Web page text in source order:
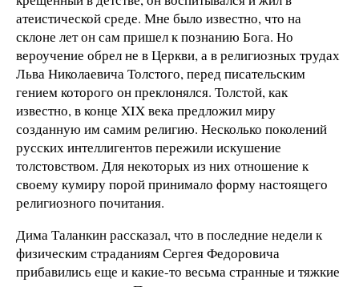
атеистической среде. Мне было известно, что на
склоне лет он сам пришел к познанию Бога. Но
вероучение обрел не в Церкви, а в религиозных трудах
Льва Николаевича Толстого, перед писательским
гением которого он преклонялся. Толстой, как
известно, в конце XIX века предложил миру
созданную им самим религию. Несколько поколений
русских интеллигентов пережили искушение
толстовством. Для некоторых из них отношение к
своему кумиру порой принимало форму настоящего
религиозного почитания.
Дима Таланкин рассказал, что в последние недели к
физическим страданиям Сергея Федоровича
прибавились еще и какие-то весьма странные и тяжкие